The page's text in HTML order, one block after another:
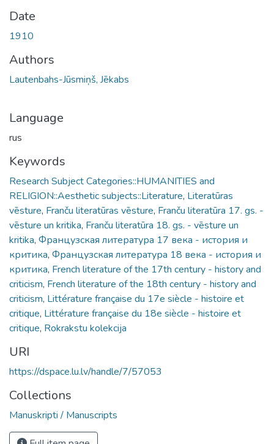
Date
1910
Authors
Lautenbahs-Jūsmiņš, Jēkabs
Language
rus
Keywords
Research Subject Categories::HUMANITIES and
RELIGION::Aesthetic subjects::Literature, Literatūras
vēsture, Franču literatūras vēsture, Franču literatūra 17. gs. -
vēsture un kritika, Franču literatūra 18. gs. - vēsture un
kritika, Французская литература 17 века - история и
критика, Французская литература 18 века - история и
критика, French literature of the 17th century - history and
criticism, French literature of the 18th century - history and
criticism, Littérature française du 17e siècle - histoire et
critique, Littérature française du 18e siècle - histoire et
critique, Rokrakstu kolekcija
URI
https://dspace.lu.lv/handle/7/57053
Collections
Manuskripti / Manuscripts